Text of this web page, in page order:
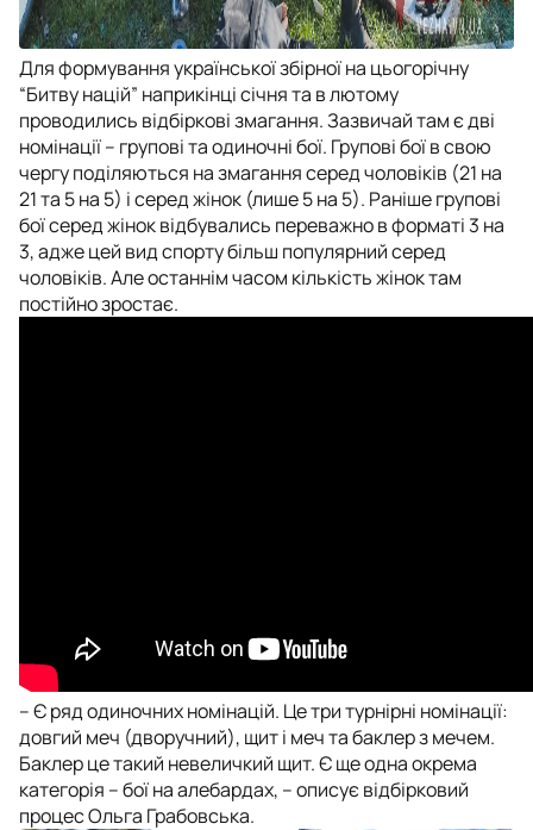
Для формування української збірної на цьогорічну
“Битву націй” наприкінці січня та в лютому
проводились відбіркові змагання. Зазвичай там є дві
номінації – групові та одиночні бої. Групові бої в свою
чергу поділяються на змагання серед чоловіків (21 на
21 та 5 на 5) і серед жінок (лише 5 на 5). Раніше групові
бої серед жінок відбувались переважно в форматі 3 на
3, адже цей вид спорту більш популярний серед
чоловіків. Але останнім часом кількість жінок там
постійно зростає.
– Є ряд одиночних номінацій. Це три турнірні номінації:
довгий меч (дворучний), щит і меч та баклер з мечем.
Баклер це такий невеличкий щит. Є ще одна окрема
категорія – бої на алебардах, – описує відбірковий
процес Ольга Грабовська.